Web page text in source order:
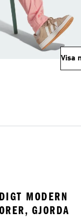
Visa
MODERN
GJORDA